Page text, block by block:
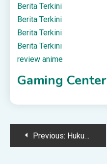
Berita Terkini
Berita Terkini
Berita Terkini
Berita Terkini
review anime
Gaming Center
PostPrevious: Hukum Pemanfaatan Alkohol Untuk Keperluan Selain Khamr